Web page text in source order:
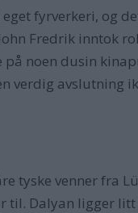
fyrverkeri, og
Fredrik inntok
noen dusin
verdig
tyske venner fra
til. Dalyan ligger